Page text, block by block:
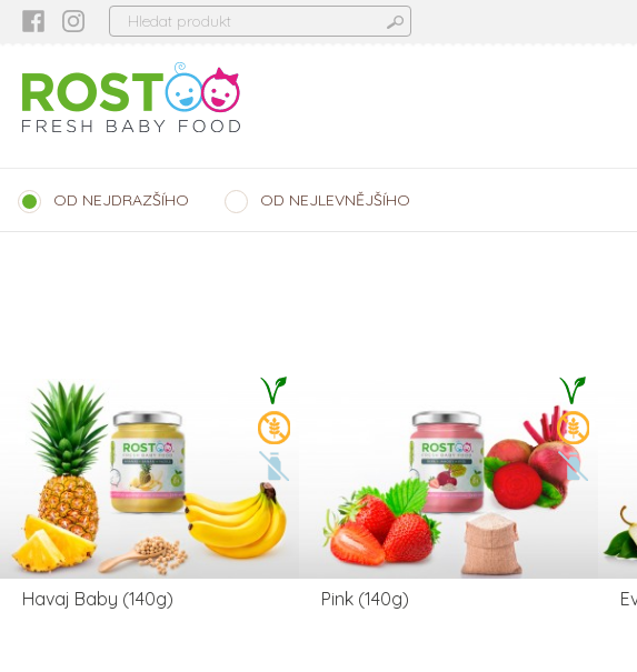
OD NEJDRAZŠÍHO OD NEJLEVNĚJŠÍHO
Havaj Baby (140g) Pink (140g)